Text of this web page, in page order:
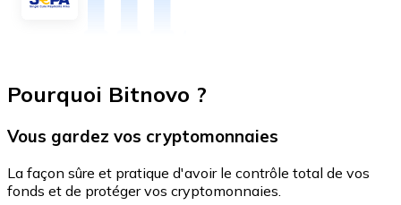
Pourquoi Bitnovo ?
Vous gardez vos cryptomonnaies
La façon sûre et pratique d'avoir le contrôle total de vos
fonds et de protéger vos cryptomonnaies.